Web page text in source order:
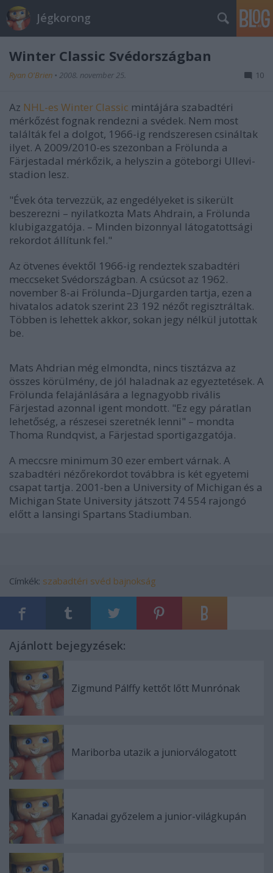
Jégkorong
Winter Classic Svédországban
Ryan O'Brien • 2008. november 25. 10
Az NHL-es Winter Classic mintájára szabadtéri
mérkőzést fognak rendezni a svédek. Nem most
találták fel a dolgot, 1966-ig rendszeresen csináltak
ilyet. A 2009/2010-es szezonban a Frölunda a
Färjestadal mérkőzik, a helyszin a göteborgi Ullevi-
stadion lesz.
"Évek óta tervezzük, az engedélyeket is sikerült
beszerezni – nyilatkozta Mats Ahdrain, a Frölunda
klubigazgatója. – Minden bizonnyal látogatottsági
rekordot állítunk fel."
Az ötvenes évektől 1966-ig rendeztek szabadtéri
meccseket Svédországban. A csúcsot az 1962.
november 8-ai Frölunda–Djurgarden tartja, ezen a
hivatalos adatok szerint 23 192 nézőt regisztráltak.
Többen is lehettek akkor, sokan jegy nélkül jutottak
be.
Mats Ahdrian még elmondta, nincs tisztázva az
összes körülmény, de jól haladnak az egyeztetések. A
Frölunda felajánlására a legnagyobb rivális
Färjestad azonnal igent mondott. "Ez egy páratlan
lehetőség, a részesei szeretnék lenni" – mondta
Thoma Rundqvist, a Färjestad sportigazgatója.
A meccsre minimum 30 ezer embert várnak. A
szabadtéri nézőrekordot továbbra is két egyetemi
csapat tartja. 2001-ben a University of Michigan és a
Michigan State University játszott 74 554 rajongó
előtt a lansingi Spartans Stadiumban.
Címkék: szabadtéri svéd bajnokság
Ajánlott bejegyzések:
Zigmund Pálffy kettőt lőtt Munrónak
Mariborba utazik a juniorválogatott
Kanadai győzelem a junior-világkupán